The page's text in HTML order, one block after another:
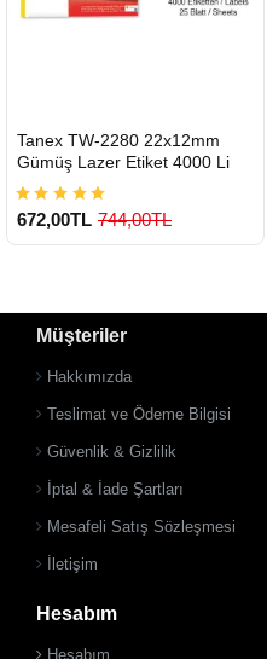
GÖNDERİ
900 TL Üzeri Kargo Ücretsiz
Tanex TW-2280 22x12mm
Gümüş Lazer Etiket 4000 Li
672,00TL 744,00TL
Müşteriler
Hakkımızda
Teslimat ve Ödeme Bilgisi
Güvenlik & Gizlilik
İptal & İade Şartları
Mesafeli Satış Sözleşmesi
İletişim
Hesabım
Hesabım